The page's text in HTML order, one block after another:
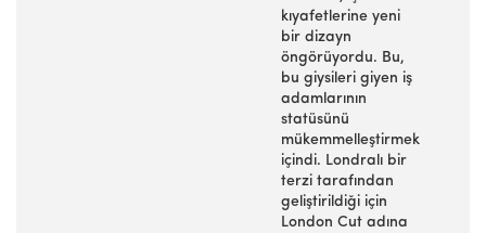
kıyafetlerine yeni
bir dizayn
öngörüyordu. Bu,
bu giysileri giyen iş
adamlarının
statüsünü
mükemmelleştirmek
içindi. Londralı bir
terzi tarafından
geliştirildiği için
London Cut adına